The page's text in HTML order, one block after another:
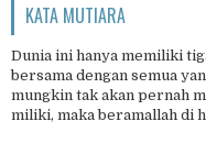
KATA MUTIARA
Dunia ini hanya memiliki
bersama dengan semua
mungkin tak akan pernah
miliki, maka beramallah di